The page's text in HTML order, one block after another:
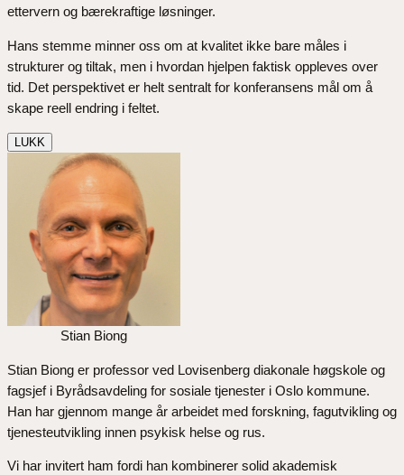
ettervern og bærekraftige løsninger.
Hans stemme minner oss om at kvalitet ikke bare måles i
strukturer og tiltak, men i hvordan hjelpen faktisk oppleves over
tid. Det perspektivet er helt sentralt for konferansens mål om å
skape reell endring i feltet.
LUKK
Stian Biong
Stian Biong er professor ved Lovisenberg diakonale høgskole og
fagsjef i Byrådsavdeling for sosiale tjenester i Oslo kommune.
Han har gjennom mange år arbeidet med forskning, fagutvikling og
tjenesteutvikling innen psykisk helse og rus.
Vi har invitert ham fordi han kombinerer solid akademisk